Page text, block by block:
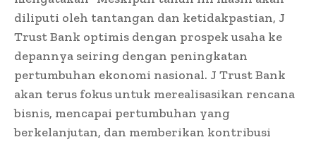
diliputi oleh tantangan dan ketidakpastian, J
Trust Bank optimis dengan prospek usaha ke
depannya seiring dengan peningkatan
pertumbuhan ekonomi nasional. J Trust Bank
akan terus fokus untuk merealisasikan rencana
bisnis, mencapai pertumbuhan yang
berkelanjutan, dan memberikan kontribusi